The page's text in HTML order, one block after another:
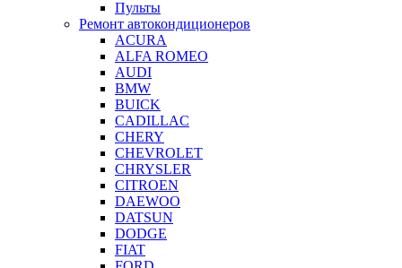
Пульты
Ремонт автокондиционеров
ACURA
ALFA ROMEO
AUDI
BMW
BUICK
CADILLAC
CHERY
CHEVROLET
CHRYSLER
CITROEN
DAEWOO
DATSUN
DODGE
FIAT